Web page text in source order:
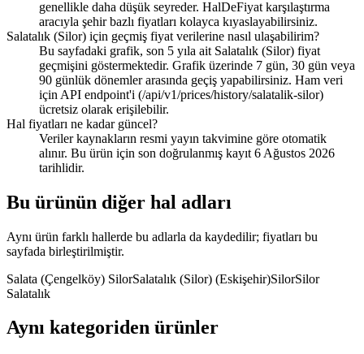
genellikle daha düşük seyreder. HalDeFiyat karşılaştırma
aracıyla şehir bazlı fiyatları kolayca kıyaslayabilirsiniz.
Salatalık (Silor) için geçmiş fiyat verilerine nasıl ulaşabilirim?
Bu sayfadaki grafik, son 5 yıla ait Salatalık (Silor) fiyat
geçmişini göstermektedir. Grafik üzerinde 7 gün, 30 gün veya
90 günlük dönemler arasında geçiş yapabilirsiniz. Ham veri
için API endpoint'i (/api/v1/prices/history/salatalik-silor)
ücretsiz olarak erişilebilir.
Hal fiyatları ne kadar güncel?
Veriler kaynakların resmi yayın takvimine göre otomatik
alınır. Bu ürün için son doğrulanmış kayıt 6 Ağustos 2026
tarihlidir.
Bu ürünün diğer hal adları
Aynı ürün farklı hallerde bu adlarla da kaydedilir; fiyatları bu
sayfada birleştirilmiştir.
Salata (Çengelköy) SilorSalatalık (Silor) (Eskişehir)SilorSilor
Salatalık
Aynı kategoriden ürünler